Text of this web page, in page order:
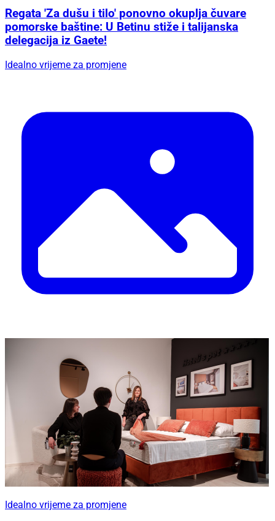
Regata 'Za dušu i tilo' ponovno okuplja čuvare
pomorske baštine: U Betinu stiže i talijanska
delegacija iz Gaete!
Idealno vrijeme za promjene
Idealno vrijeme za promjene